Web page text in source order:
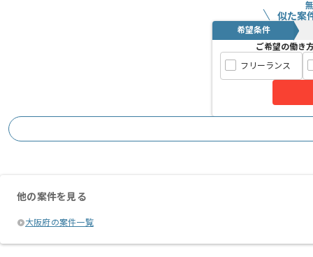
似た案
希望条件
ご希望の働き
フリーランス
他の案件を見る
大阪府の案件一覧